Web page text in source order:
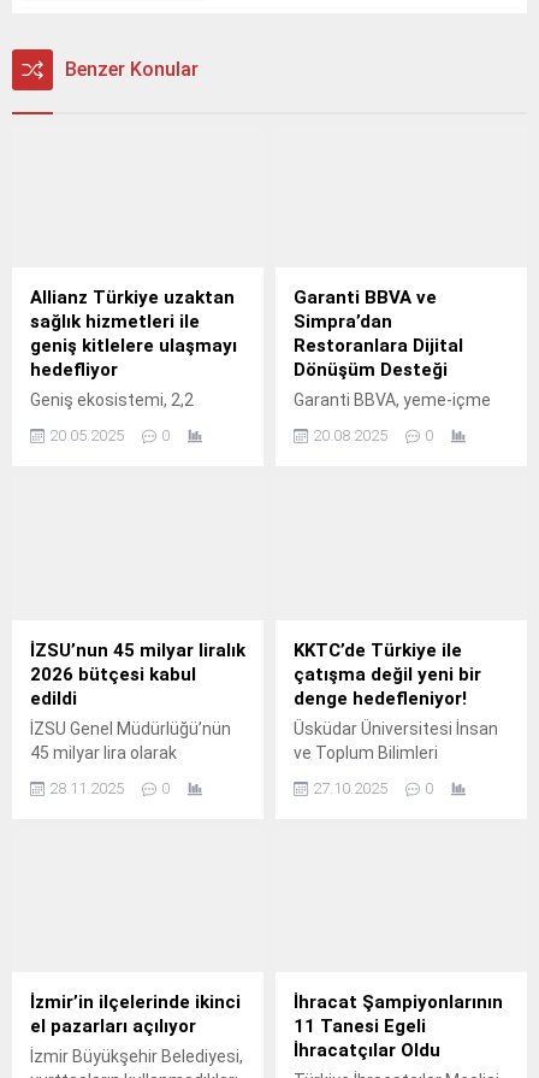
Benzer Konular
Allianz Türkiye uzaktan
sağlık hizmetleri ile
geniş kitlelere ulaşmayı
hedefliyor
Geniş ekosistemi, 2,2
uçtan uca dijital, yenilikçi
sağlık partneri olmayı
hedefliyor.
20.05.2025 0
Garanti BBVA ve
Simpra’dan
Restoranlara Dijital
Dönüşüm Desteği
Garanti BBVA, yeme-içme
yönelik yenilikçi
başlattı.
20.08.2025 0
İZSU’nun 45 milyar liralık
2026 bütçesi kabul
edildi
İZSU Genel Müdürlüğü’nün
45 milyar lira olarak
Bütçesi ve Performans
28.11.2025 0
KKTC’de Türkiye ile
çatışma değil yeni bir
denge hedefleniyor!
Üsküdar Üniversitesi İnsan
ve Toplum Bilimleri
Uluslararası İlişkiler
27.10.2025 0
İzmir’in ilçelerinde ikinci
el pazarları açılıyor
İzmir Büyükşehir Belediyesi,
İhracat Şampiyonlarının
11 Tanesi Egeli
İhracatçılar Oldu